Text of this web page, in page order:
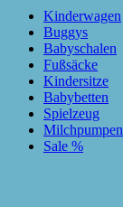
Kinderwagen
Buggys
Babyschalen
Fußsäcke
Kindersitze
Babybetten
Spielzeug
Milchpumpen
Sale %